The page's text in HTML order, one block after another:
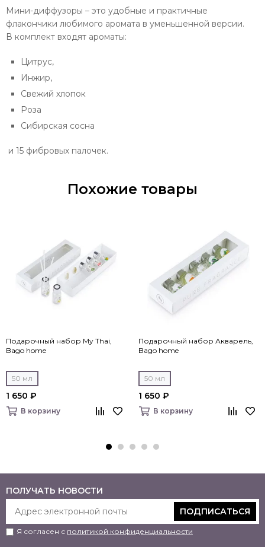
Мини-диффузоры – это удобные и практичные
флакончики любимого аромата в уменьшенной версии.
В комплект входят ароматы:
Цитрус,
Инжир,
Свежий хлопок
Роза
Сибирская сосна
и 15 фибровых палочек.
Похожие товары
Подарочный набор My Thai,
Bago home
50 мл
1 650 ₽
В корзину
Подарочный набор Акварель,
Bago home
50 мл
1 650 ₽
В корзину
ПОЛУЧАТЬ НОВОСТИ
ПОДПИСАТЬСЯ
Я согласен с политикой конфиденциальности